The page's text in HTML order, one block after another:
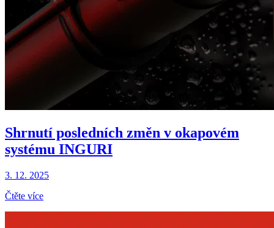
Shrnutí posledních změn v okapovém
systému INGURI
3. 12. 2025
Čtěte více